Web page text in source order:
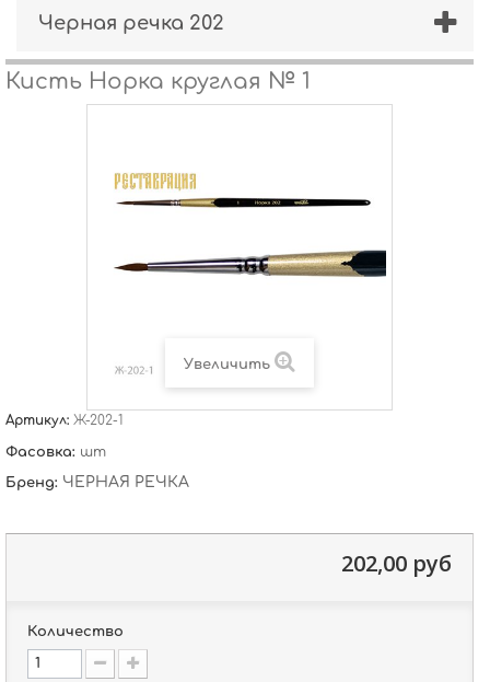
Черная речка 202
Кисть Норка круглая № 1
Увеличить
Артикул: Ж-202-1
Фасовка: шт
Бренд: ЧЕРНАЯ РЕЧКА
202,00 руб
Количество